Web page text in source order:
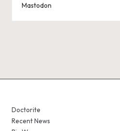
Mastodon
Doctorite
Recent News